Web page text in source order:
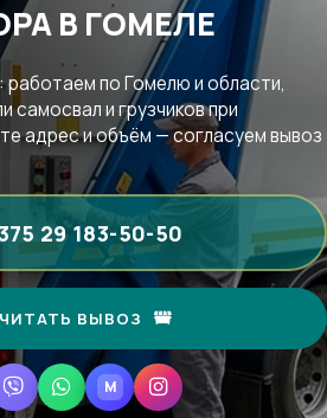
В ГОМЕЛЕ
по Гомелю и области,
самосвал и грузчиков при
адрес и объём — согласуем вывоз
29 183-50-50
ВЫВОЗ
ViberWhatsApp
MAX
M
Instagram